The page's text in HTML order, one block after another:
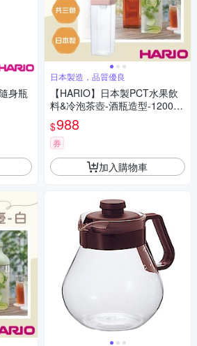
身瓶
日本製造，品質優良
【HARIO】日本製PCT水果飲
料&冷泡茶壺-酒瓶造型-1200ml
-粉色
$988
券
加入購物車